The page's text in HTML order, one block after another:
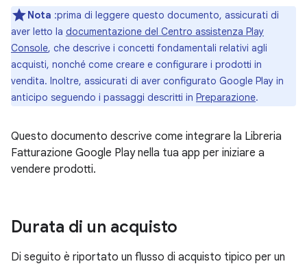
Nota :prima di leggere questo documento, assicurati di
aver letto la documentazione del Centro assistenza Play
Console, che descrive i concetti fondamentali relativi agli
acquisti, nonché come creare e configurare i prodotti in
vendita. Inoltre, assicurati di aver configurato Google Play in
anticipo seguendo i passaggi descritti in Preparazione.
Questo documento descrive come integrare la Libreria
Fatturazione Google Play nella tua app per iniziare a
vendere prodotti.
Durata di un acquisto
Di seguito è riportato un flusso di acquisto tipico per un